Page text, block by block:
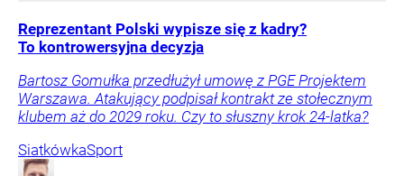
Reprezentant Polski wypisze się z kadry?
To kontrowersyjna decyzja
Bartosz Gomułka przedłużył umowę z PGE Projektem
Warszawa. Atakujący podpisał kontrakt ze stołecznym
klubem aż do 2029 roku. Czy to słuszny krok 24-latka?
SiatkówkaSport